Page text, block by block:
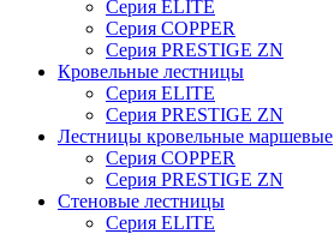
Серия ELITE
Серия COPPER
Серия PRESTIGE ZN
Кровельные лестницы
Серия ELITE
Серия PRESTIGE ZN
Лестницы кровельные маршевые
Серия COPPER
Серия PRESTIGE ZN
Стеновые лестницы
Серия ELITE